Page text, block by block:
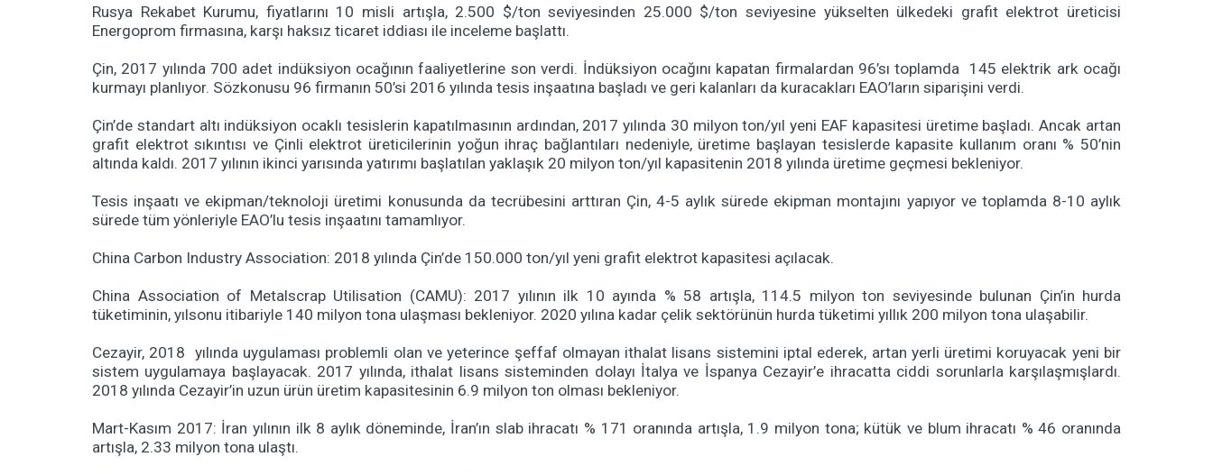
Rusya Rekabet Kurumu, fiyatlarını 10 misli artışla, 2.500 $/ton seviyesinden 25.000 $/ton seviyesine yükselten ülkedeki grafit elektrot üreticisi
Energoprom firmasına, karşı haksız ticaret iddiası ile inceleme başlattı.
Çin, 2017 yılında 700 adet indüksiyon ocağının faaliyetlerine son verdi. İndüksiyon ocağını kapatan firmalardan 96’sı toplamda 145 elektrik ark ocağı
kurmayı planlıyor. Sözkonusu 96 firmanın 50’si 2016 yılında tesis inşaatına başladı ve geri kalanları da kuracakları EAO’ların siparişini verdi.
Çin’de standart altı indüksiyon ocaklı tesislerin kapatılmasının ardından, 2017 yılında 30 milyon ton/yıl yeni EAF kapasitesi üretime başladı. Ancak artan
grafit elektrot sıkıntısı ve Çinli elektrot üreticilerinin yoğun ihraç bağlantıları nedeniyle, üretime başlayan tesislerde kapasite kullanım oranı % 50’nin
altında kaldı. 2017 yılının ikinci yarısında yatırımı başlatılan yaklaşık 20 milyon ton/yıl kapasitenin 2018 yılında üretime geçmesi bekleniyor.
Tesis inşaatı ve ekipman/teknoloji üretimi konusunda da tecrübesini arttıran Çin, 4-5 aylık sürede ekipman montajını yapıyor ve toplamda 8-10 aylık
sürede tüm yönleriyle EAO’lu tesis inşaatını tamamlıyor.
China Carbon Industry Association: 2018 yılında Çin’de 150.000 ton/yıl yeni grafit elektrot kapasitesi açılacak.
China Association of Metalscrap Utilisation (CAMU): 2017 yılının ilk 10 ayında % 58 artışla, 114.5 milyon ton seviyesinde bulunan Çin’in hurda
tüketiminin, yılsonu itibariyle 140 milyon tona ulaşması bekleniyor. 2020 yılına kadar çelik sektörünün hurda tüketimi yıllık 200 milyon tona ulaşabilir.
Cezayir, 2018 yılında uygulaması problemli olan ve yeterince şeffaf olmayan ithalat lisans sistemini iptal ederek, artan yerli üretimi koruyacak yeni bir
sistem uygulamaya başlayacak. 2017 yılında, ithalat lisans sisteminden dolayı İtalya ve İspanya Cezayir’e ihracatta ciddi sorunlarla karşılaşmışlardı.
2018 yılında Cezayir’in uzun ürün üretim kapasitesinin 6.9 milyon ton olması bekleniyor.
Mart-Kasım 2017: İran yılının ilk 8 aylık döneminde, İran’ın slab ihracatı % 171 oranında artışla, 1.9 milyon tona; kütük ve blum ihracatı % 46 oranında
artışla, 2.33 milyon tona ulaştı.